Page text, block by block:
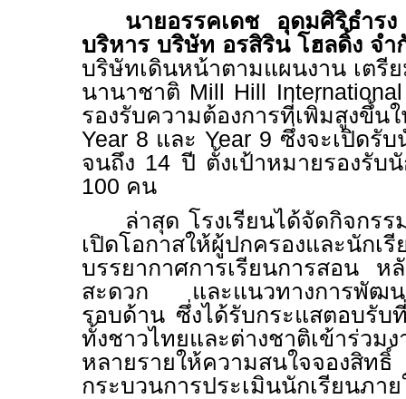
นายอรรคเดช อุดมศิริธำร
บริหาร บริษัท อรสิริน โฮลดิ้ง จํ
บริษัทเดินหน้าตามแผนงาน เตรี
นานาชาติ Mill Hill
รองรับความต้องการที่เพิ่มสูง
Year 8 และYear 9 ซึ่งจะเปิดรั
จนถึง 14 ปี ตั้งเป้าหมายรองรับ
100 คน
ล่าสุด โรงเรียนได้จัดกิจกร
เปิดโอกาสให้ผู้ปกครองและนักเ
บรรยากาศการเรียนการสอน ห
สะดวก และแนวทางการพัฒน
รอบด้าน ซึ่งได้รับกระแสตอบรับ
ทั้งชาวไทยและต่างชาติเข้าร่
หลายรายให้ความสนใจจองสิทธิ์
กระบวนการประเมินนักเรียนภา